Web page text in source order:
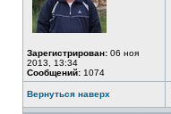
Зарегистрирован: 06 ноя
2013, 13:34
Сообщений: 1074
Вернуться наверх